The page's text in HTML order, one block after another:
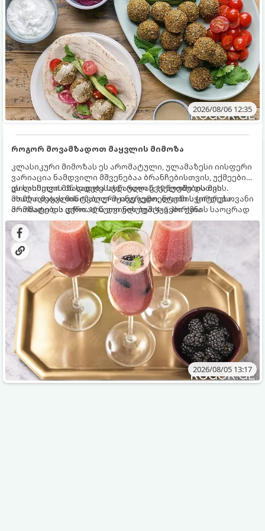
2026/08/06 12:35
როგორ მოვამზადოთ მაყვლის მიმოზა
კლასიკური მიმოზას ეს არომატული, ულამაზესი იისფერი
ვარიაცია ნამდვილი მშვენებაა ბრანჩებისთვის, უქმეების
დილისთვის ან სადღესასწაულო წვეულებებისთვის.
ახალი მაყვლის ტკბილ-მჟავე გემო, ლაიმის ციტრუსოვანი
არომატი და ცქრიალა ღვინის ბუშტუკები ქმნის საოცრად
დახვეწილ და მაგრილებელ კოქტეილს.
ეს სასმელი მზადდება სულ რაღაც 10 წუთში და მის
მომზადებას მინიმალური ინგრედიენტები სჭირდება.
მომზადების დრო: 10 წუთი ულუფა: 4–6 პორცია
2026/08/05 13:17